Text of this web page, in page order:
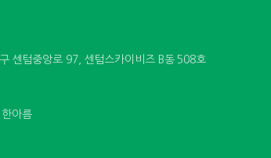
센텀중앙로 97, 센텀스카이비즈 B동 508호
아름